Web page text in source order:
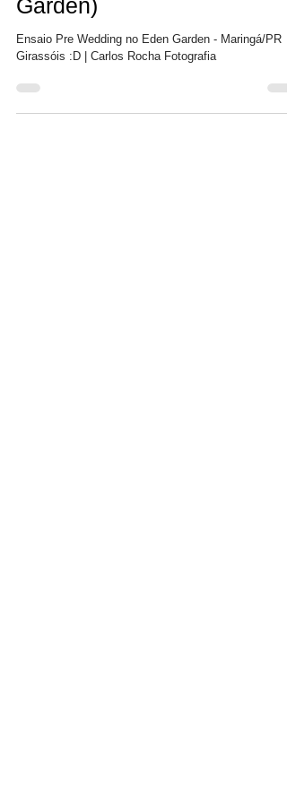
Sessão Fotográfica (Eden
Garden)
Girassóis :D | Carlos Rocha Fotografia